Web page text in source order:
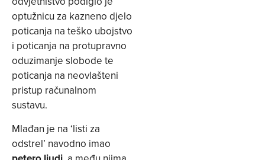
optužnicu za kazneno djelo
poticanja na teško ubojstvo
i poticanja na protupravno
oduzimanje slobode te
poticanja na neovlašteni
pristup računalnom
sustavu.
Mlađan je na ‘listi za
odstrel’ navodno imao